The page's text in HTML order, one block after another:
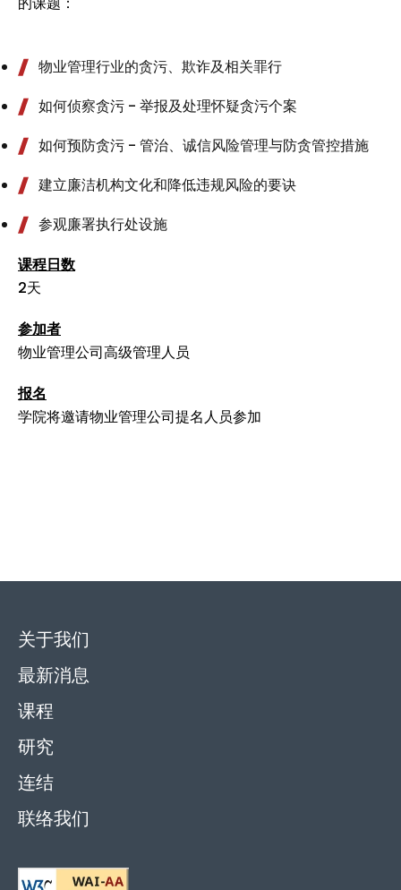
物业管理行业的贪污、欺诈及相关罪行
如何侦察贪污 - 举报及处理怀疑贪污个案
如何预防贪污 - 管治、诚信风险管理与防贪管控措施
建立廉洁机构文化和降低违规风险的要诀
参观廉署执行处设施
课程日数
2天
参加者
物业管理公司高级管理人员
报名
学院将邀请物业管理公司提名人员参加
关于我们
最新消息
课程
研究
连结
联络我们